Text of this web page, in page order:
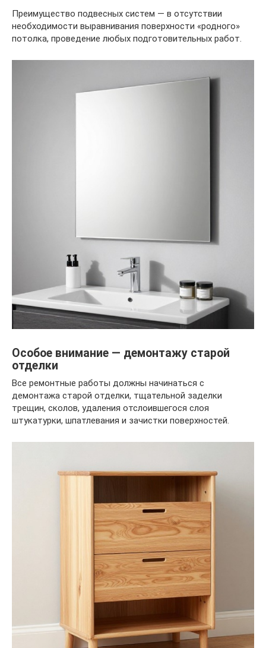
Преимущество подвесных систем — в отсутствии
необходимости выравнивания поверхности «родного»
потолка, проведение любых подготовительных работ.
Особое внимание — демонтажу старой
отделки
Все ремонтные работы должны начинаться с
демонтажа старой отделки, тщательной заделки
трещин, сколов, удаления отслоившегося слоя
штукатурки, шпатлевания и зачистки поверхностей.